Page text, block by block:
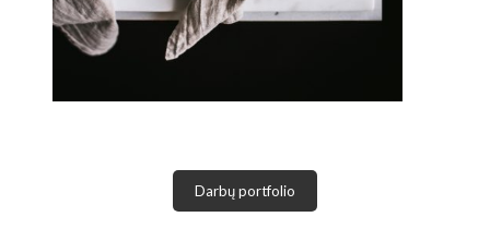
Darbų portfolio